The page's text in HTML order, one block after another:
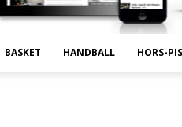
BASKET HANDBALL HORS-